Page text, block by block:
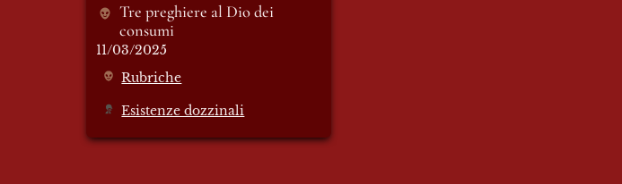
Tre preghiere al Dio dei
consumi
11/03/2025
Rubriche
Esistenze dozzinali